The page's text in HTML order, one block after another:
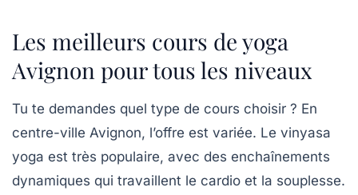
Les meilleurs cours de yoga
Avignon pour tous les niveaux
Tu te demandes quel type de cours choisir ? En
centre-ville Avignon, l’offre est variée. Le vinyasa
yoga est très populaire, avec des enchaînements
dynamiques qui travaillent le cardio et la souplesse.